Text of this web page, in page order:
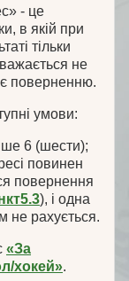
- це
в якій при
тільки
не
поверненню.
умови:
6 (шести);
повинен
повернення
), і одна
не рахується.
«За
хокей».